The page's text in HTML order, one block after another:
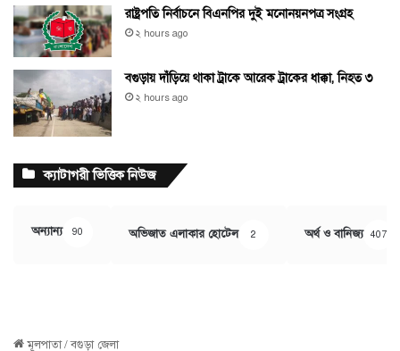
রাষ্ট্রপতি নির্বাচনে বিএনপির দুই মনোনয়নপত্র সংগ্রহ
২ hours ago
বগুড়ায় দাঁড়িয়ে থাকা ট্রাকে আরেক ট্রাকের ধাক্কা, নিহত ৩
২ hours ago
ক্যাটাগরী ভিত্তিক নিউজ
অন্যান্য 90 অভিজাত এলাকার হোটেল 2 অর্থ ও বানিজ্য 407